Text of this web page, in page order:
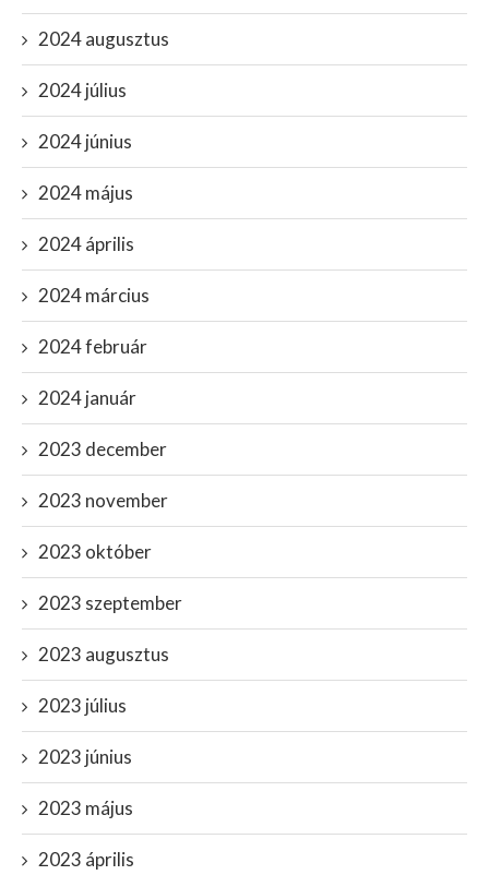
2024 augusztus
2024 július
2024 június
2024 május
2024 április
2024 március
2024 február
2024 január
2023 december
2023 november
2023 október
2023 szeptember
2023 augusztus
2023 július
2023 június
2023 május
2023 április